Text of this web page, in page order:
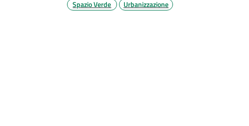
Spazio Verde Urbanizzazione